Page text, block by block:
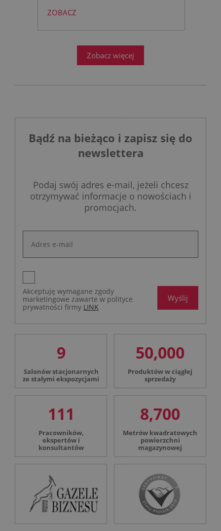
łazience?
projektowanie łazienek stanęło
ZOBACZ
Zobacz więcej
Bądź na bieżąco i zapisz się do
newslettera
Podaj swój adres e-mail, jeżeli chcesz
otrzymywać informacje o nowościach i
promocjach.
Akceptuję wymagane zgody
marketingowe zawarte w polityce
prywatności firmy LINK
Wyślij
9
Salonów stacjonarnych
ze stałymi ekspozycjami
50,000
Produktów w ciągłej
sprzedaży
111
Pracowników,
ekspertów i
konsultantów
8,700
Metrów kwadratowych
powierzchni
magazynowej